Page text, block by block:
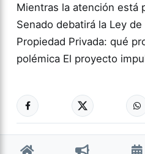
Mientras la atención está
Senado debatirá la Ley
Propiedad Privada: qué
polémica El proyecto
ACTUALIDAD
0